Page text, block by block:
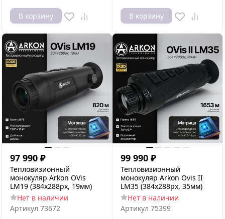
В корзину В корзину
97 990 ₽
Тепловизионный
монокуляр Arkon OVis
LM19 (384x288px, 19мм)
Нет в наличии
Артикул 73672
99 990 ₽
Тепловизионный
монокуляр Arkon Ovis II
LM35 (384x288px, 35мм)
Нет в наличии
Артикул 75399